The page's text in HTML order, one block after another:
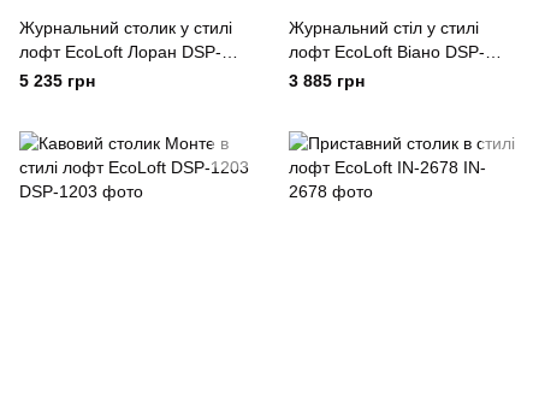
Журнальний столик у стилі
лофт EcoLoft Лоран DSP-
1142
5 235 грн
Журнальний стіл у стилі
лофт EcoLoft Віано DSP-
1180
3 885 грн